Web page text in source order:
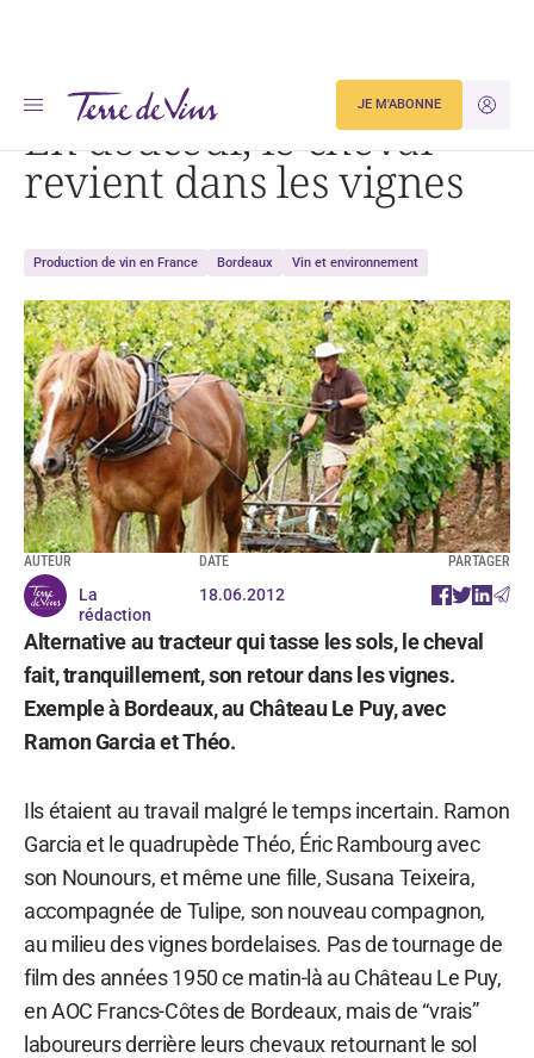
JE
JE M'ABONNE
Accueil En douceur, le cheval revient dans les vignes
En douceur, le cheval
revient dans les vignes
Production de vin en France Bordeaux Vin et environnement
AUTEUR
La
rédaction
DATE
18.06.2012
PARTAGER
Alternative au tracteur qui tasse les sols, le cheval
fait, tranquillement, son retour dans les vignes.
Exemple à Bordeaux, au Château Le Puy, avec
Ramon Garcia et Théo.
Ils étaient au travail malgré le temps incertain. Ramon
Garcia et le quadrupède Théo, Éric Rambourg avec
son Nounours, et même une fille, Susana Teixeira,
accompagnée de Tulipe, son nouveau compagnon,
au milieu des vignes bordelaises. Pas de tournage de
film des années 1950 ce matin-là au Château Le Puy,
en AOC Francs-Côtes de Bordeaux, mais de “vrais”
laboureurs derrière leurs chevaux retournant le sol